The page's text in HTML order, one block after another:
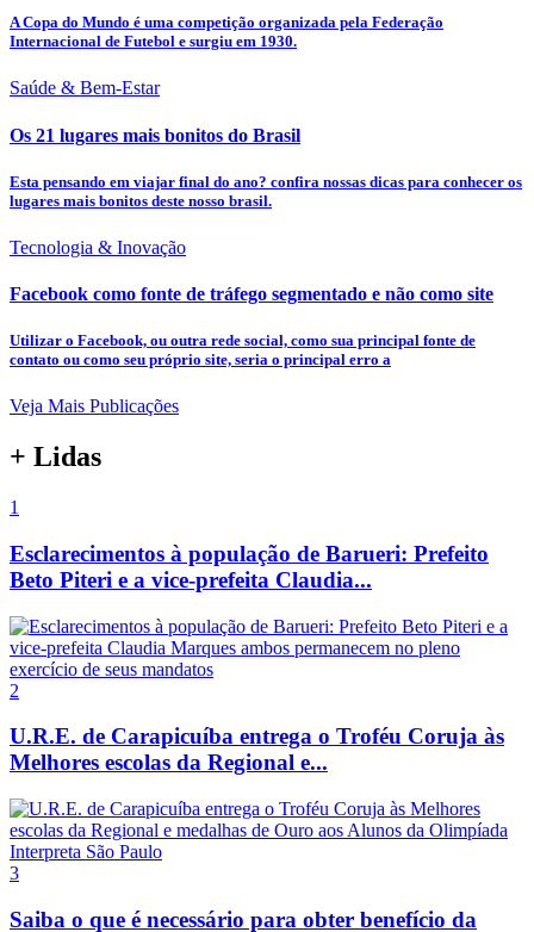
A Copa do Mundo é uma competição organizada pela Federação
Internacional de Futebol e surgiu em 1930.
Saúde & Bem-Estar
Os 21 lugares mais bonitos do Brasil
Esta pensando em viajar final do ano? confira nossas dicas para conhecer os
lugares mais bonitos deste nosso brasil.
Tecnologia & Inovação
Facebook como fonte de tráfego segmentado e não como site
Utilizar o Facebook, ou outra rede social, como sua principal fonte de
contato ou como seu próprio site, seria o principal erro a
Veja Mais Publicações
+ Lidas
1
Esclarecimentos à população de Barueri: Prefeito
Beto Piteri e a vice-prefeita Claudia...
2
U.R.E. de Carapicuíba entrega o Troféu Coruja às
Melhores escolas da Regional e...
3
Saiba o que é necessário para obter benefício da